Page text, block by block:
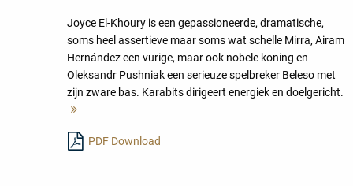
Joyce El-Khoury is een gepassioneerde, dramatische,
soms heel assertieve maar soms wat schelle Mirra, Airam
Hernández een vurige, maar ook nobele koning en
Oleksandr Pushniak een serieuze spelbreker Beleso met
zijn zware bas. Karabits dirigeert energiek en doelgericht.
PDF Download